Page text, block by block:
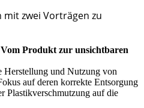
mit zwei Vorträgen zu
Produkt zur unsichtbaren
Herstellung und Nutzung von
auf deren korrekte Entsorgung
Plastikverschmutzung auf die